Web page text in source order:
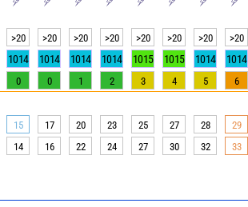
>20 >20 >20 >20 >20 >20 >20 >20
1014 1014 1014 1014 1015 1015 1014 1014
0 0 1 2 3 4 5 6
15 17 20 23 25 27 28 29
14 16 22 24 27 30 32 33